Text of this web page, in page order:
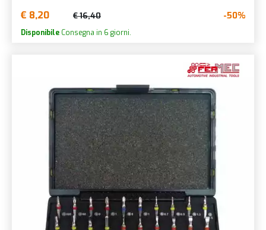
€ 8,20 € 16,40 -50%
Disponibile Consegna in 6 giorni.